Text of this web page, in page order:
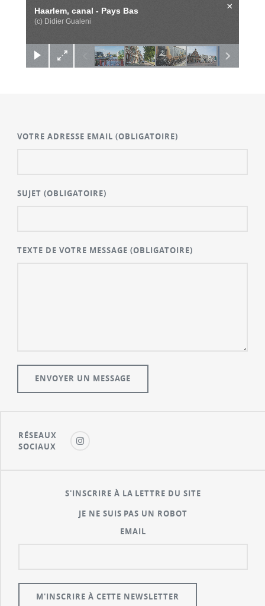
Haarlem, canal - Pays Bas
(c) Didier Gualeni
×
VOTRE ADRESSE EMAIL(OBLIGATOIRE)
SUJET(OBLIGATOIRE)
TEXTE DE VOTRE MESSAGE(OBLIGATOIRE)
RÉSEAUX
SOCIAUX
S'INSCRIRE À LA LETTRE DU SITE
JE NE SUIS PAS UN ROBOT
EMAIL